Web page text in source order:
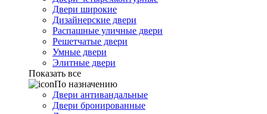
Двери широкие
Дизайнерские двери
Распашные уличные двери
Решетчатые двери
Умные двери
Элитные двери
Показать все
По назначению
Двери антивандальные
Двери бронированные